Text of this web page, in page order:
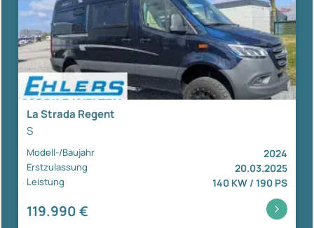
La Strada Regent
S
Modell-/Baujahr 2024
Erstzulassung 20.03.2025
Leistung 140 KW / 190 PS
119.990 €